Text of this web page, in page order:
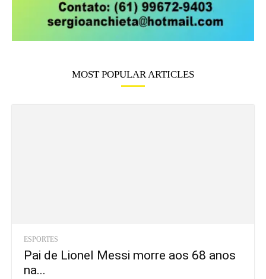
MOST POPULAR ARTICLES
ESPORTES
Pai de Lionel Messi morre aos 68 anos
na...